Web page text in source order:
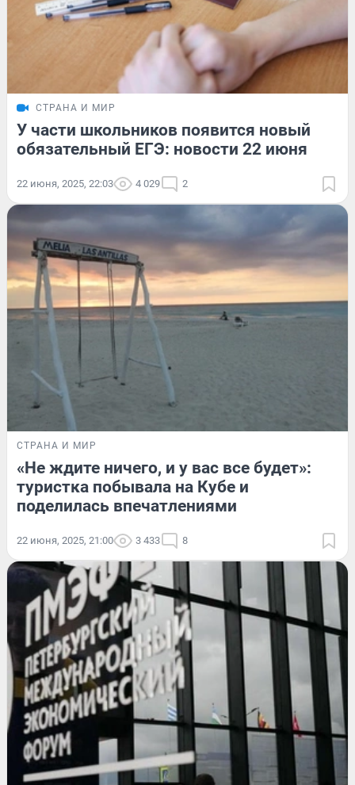
СТРАНА И МИР
У части школьников появится новый
обязательный ЕГЭ: новости 22 июня
22 июня, 2025, 22:03 4 029 2
СТРАНА И МИР
«Не ждите ничего, и у вас все будет»:
туристка побывала на Кубе и
поделилась впечатлениями
22 июня, 2025, 21:00 3 433 8